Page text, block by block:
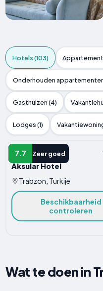
Hotels (103)
Onderhouden appartementen
Gasthuizen (4)
Lodges (1)
7.7 Zeer goed
HOTEL
Aksular Hotel
Trabzon, Turkije
Beschikbaarheid
controleren
Wat te doen in